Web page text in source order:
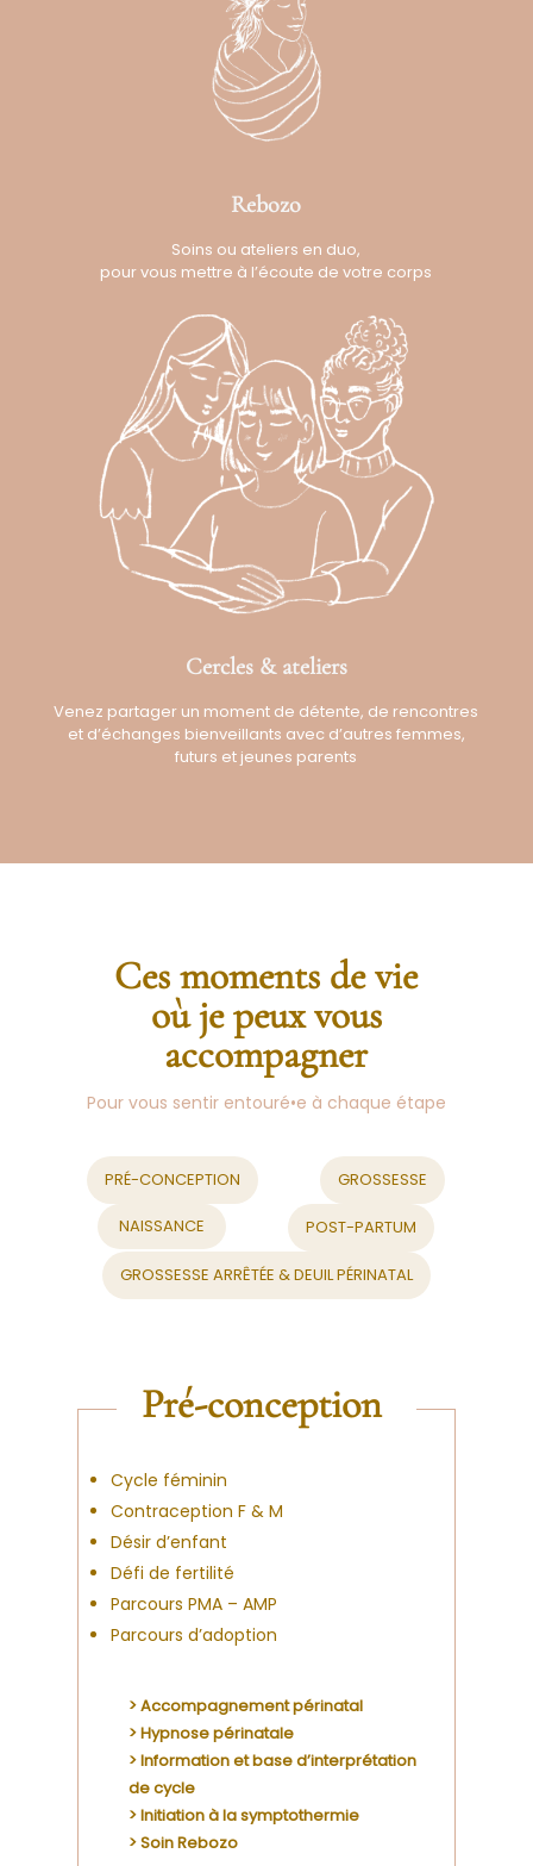
Rebozo
Soins ou ateliers en duo,
pour vous mettre à l’écoute de votre corps
Cercles & ateliers
Venez partager un moment de détente, de rencontres
et d’échanges bienveillants avec d’autres femmes,
futurs et jeunes parents
Ces moments de vie
où je peux vous
accompagner
Pour vous sentir entouré•e à chaque étape
PRÉ-CONCEPTION GROSSESSE
NAISSANCE POST-PARTUM
GROSSESSE ARRÊTÉE & DEUIL PÉRINATAL
Pré-conception
Cycle féminin
Contraception F & M
Désir d’enfant
Défi de fertilité
Parcours PMA – AMP
Parcours d’adoption
>Accompagnement périnatal
>Hypnose périnatale
>Information et base d’interprétation
de cycle
> Initiation à la symptothermie
>Soin Rebozo